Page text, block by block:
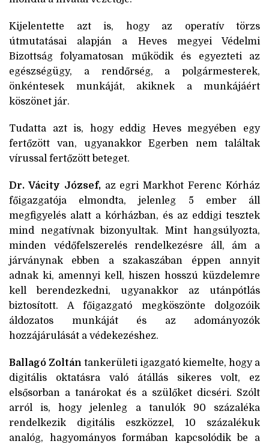
Kijelentette azt is, hogy az operatív törzs
útmutatásai alapján a Heves megyei Védelmi
Bizottság folyamatosan működik és egyezteti az
egészségügy, a rendőrség, a polgármesterek,
önkéntesek munkáját, akiknek a munkájáért
köszönet jár.
Tudatta azt is, hogy eddig Heves megyében egy
fertőzött van, ugyanakkor Egerben nem találtak
vírussal fertőzött beteget.
Dr. Vácity József,az egri Markhot Ferenc Kórház
főigazgatója elmondta, jelenleg 5 ember áll
megfigyelés alatt a kórházban, és az eddigi tesztek
mind negatívnak bizonyultak. Mint hangsúlyozta,
minden védőfelszerelés rendelkezésre áll, ám a
járványnak ebben a szakaszában éppen annyit
adnak ki, amennyi kell, hiszen hosszú küzdelemre
kell berendezkedni, ugyanakkor az utánpótlás
biztosított. A főigazgató megköszönte dolgozóik
áldozatos munkáját és az adományozók
hozzájárulását a védekezéshez.
Ballagó Zoltán tankerületi igazgató kiemelte, hogy a
digitális oktatásra való átállás sikeres volt, ez
elsősorban a tanárokat és a szülőket dicséri. Szólt
arról is, hogy jelenleg a tanulók 90 százaléka
rendelkezik digitális eszközzel, 10 százalékuk
analóg, hagyományos formában kapcsolódik be a